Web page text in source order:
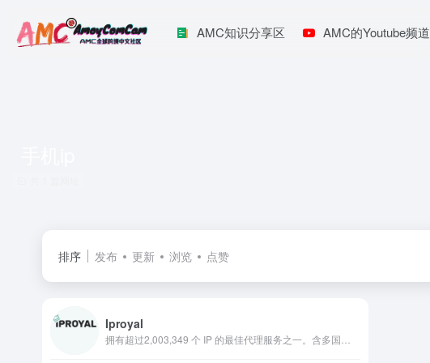
AMC知识分享区 AMC的Youtube频道
排序 发布 更新 浏览 点赞
Iproyal